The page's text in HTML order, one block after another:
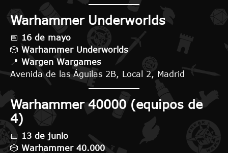
Warhammer Underworlds
📅 16 de mayo
🎲 Warhammer Underworlds
📍 Wargen Wargames
Avenida de las Águilas 2B, Local 2, Madrid
Warhammer 40000 (equipos de
4)
📅 13 de junio
🎲 Warhammer 40.000